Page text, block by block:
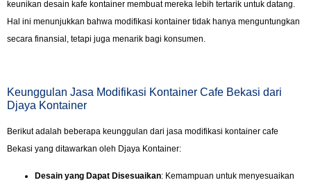
keunikan desain kafe kontainer membuat mereka lebih tertarik untuk datang.
Hal ini menunjukkan bahwa modifikasi kontainer tidak hanya menguntungkan
secara finansial, tetapi juga menarik bagi konsumen.
Keunggulan Jasa Modifikasi Kontainer Cafe Bekasi dari
Djaya Kontainer
Berikut adalah beberapa keunggulan dari jasa modifikasi kontainer cafe
Bekasi yang ditawarkan oleh Djaya Kontainer:
Desain yang Dapat Disesuaikan: Kemampuan untuk menyesuaikan